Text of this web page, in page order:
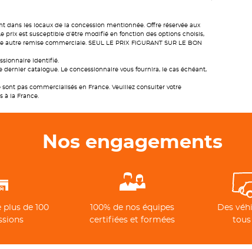
dans les locaux de la concession mentionnée. Offre réservée aux
prix est susceptible d’être modifié en fonction des options choisis,
remise commerciale. SEUL LE PRIX FIGURANT SUR LE BON
identifié.
catalogue. Le concessionnaire vous fournira, le cas échéant,
pas commercialisés en France. Veuillez consulter votre
à la France.
Nos engagements
plus de 100
100% de nos équipes
certifiées et formées
Des
tous